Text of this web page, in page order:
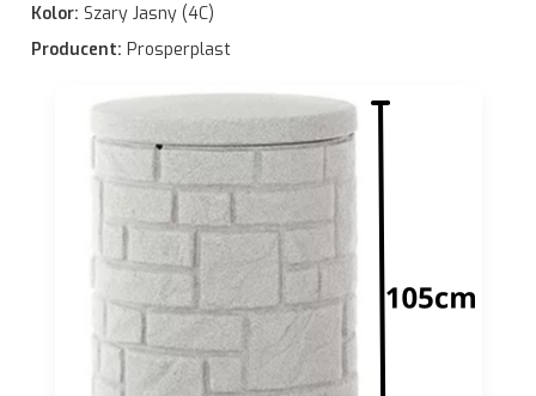
Kolor: Szary Jasny (4C)
Producent: Prosperplast